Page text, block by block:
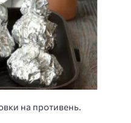
на противень.